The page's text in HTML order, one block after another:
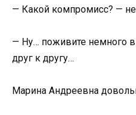
— Какой компромисс? —
— Ну… поживите немного
друг к другу…
Марина Андреевна